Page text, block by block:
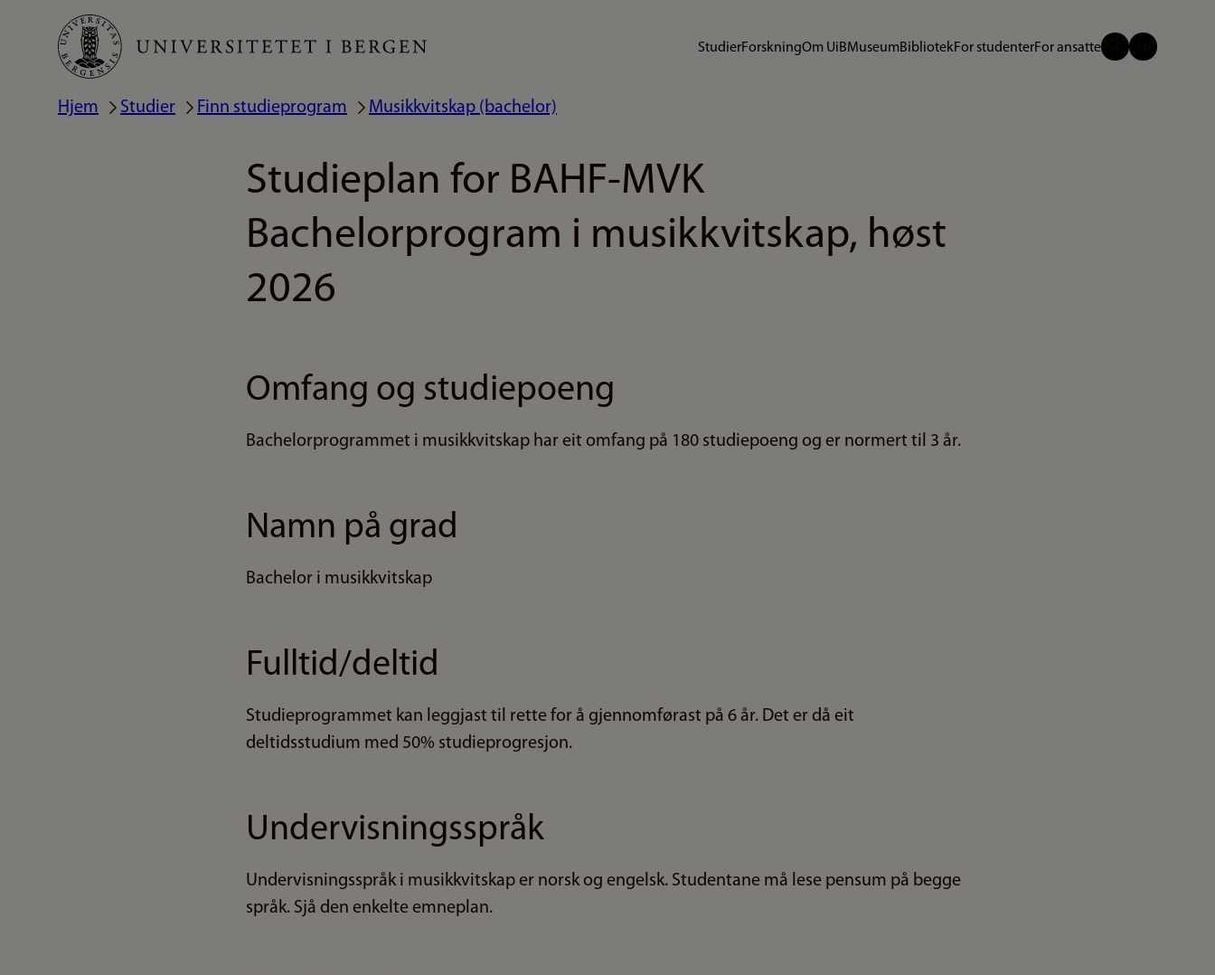
Hopp
hovedinnhold
StudierForskningOm UiBMuseumBibliotekFor studenterFor ansatte
Navigasjonssti
Hjem Studier Finn studieprogram Musikkvitskap (bachelor)
Studieplan for BAHF-MVK
Bachelorprogram i musikkvitskap, høst
2026
Omfang og studiepoeng
Bachelorprogrammet i musikkvitskap har eit omfang på 180 studiepoeng og er normert til 3 år.
Namn på grad
Bachelor i musikkvitskap
Fulltid/deltid
Studieprogrammet kan leggjast til rette for å gjennomførast på 6 år. Det er då eit
deltidsstudium med 50% studieprogresjon.
Undervisningsspråk
Undervisningsspråk i musikkvitskap er norsk og engelsk. Studentane må lese pensum på begge
språk. Sjå den enkelte emneplan.